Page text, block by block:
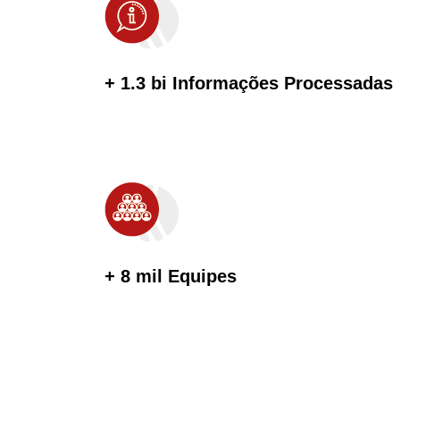
+ 1.3 bi Informações Processadas
+ 8 mil Equipes